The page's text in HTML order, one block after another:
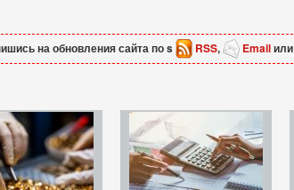
на обновления сайта по s RSS, Emailили